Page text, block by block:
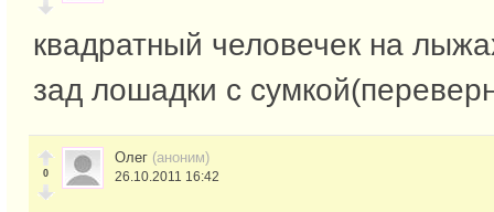
квадратный человечек на
зад лошадки с
0
Олег (аноним)
26.10.2011 16:42